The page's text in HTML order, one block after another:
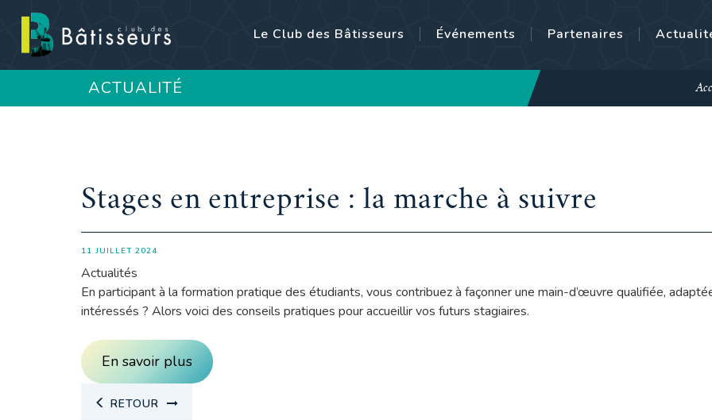
Le Club des Bâtisseurs Événements Partenaires
ACTUALITÉ
Stages en entreprise : la marche à suivre
11 JUILLET 2024
Actualités
En participant à la formation pratique des étudiants, vous contribuez à façonner une main-d’œuvre qualifiée,
intéressés ? Alors voici des conseils pratiques pour accueillir vos futurs stagiaires.
En savoir plus
RETOUR